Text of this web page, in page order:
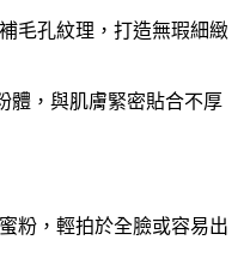
毛孔紋理，打造無瑕細緻
，與肌膚緊密貼合不厚
粉，輕拍於全臉或容易出